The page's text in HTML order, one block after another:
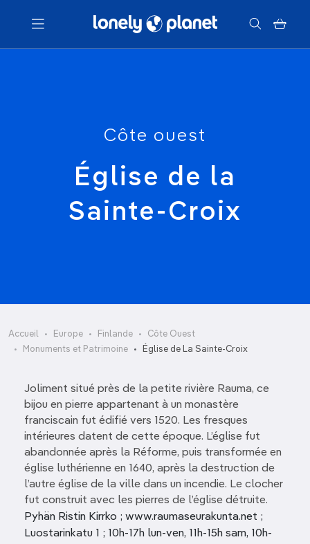
Menu
Côte ouest
Église de la
Sainte-Croix
Accueil Europe Finlande
Côte Ouest
Monuments et Patrimoine
Église de La Sainte-Croix
Joliment situé près de la petite rivière Rauma, ce
bijou en pierre appartenant à un monastère
franciscain fut édifié vers 1520. Les fresques
intérieures datent de cette époque. L’église fut
abandonnée après la Réforme, puis transformée en
église luthérienne en 1640, après la destruction de
l’autre église de la ville dans un incendie. Le clocher
fut construit avec les pierres de l’église détruite.
Pyhän Ristin Kirrko ; www.raumaseurakunta.net ;
Luostarinkatu 1 ; 10h-17h lun-ven, 11h-15h sam, 10h-